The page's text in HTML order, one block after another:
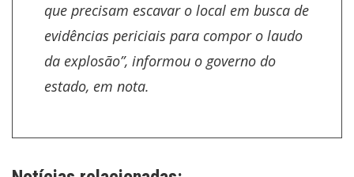
que precisam escavar o local em busca de
evidências periciais para compor o laudo
da explosão”, informou o governo do
estado, em nota.